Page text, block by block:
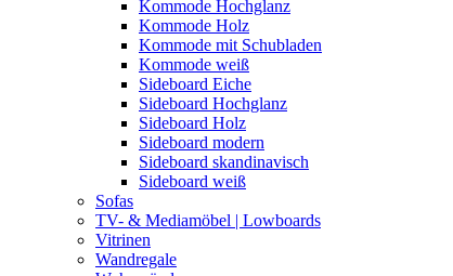
Kommode Hochglanz
Kommode Holz
Kommode mit Schubladen
Kommode weiß
Sideboard Eiche
Sideboard Hochglanz
Sideboard Holz
Sideboard modern
Sideboard skandinavisch
Sideboard weiß
Sofas
TV- & Mediamöbel | Lowboards
Vitrinen
Wandregale